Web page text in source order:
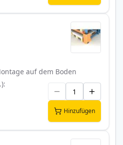
auf dem Boden
Hinzufügen